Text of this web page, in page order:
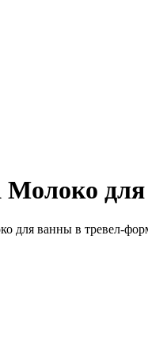
для
для ванны в тревел-